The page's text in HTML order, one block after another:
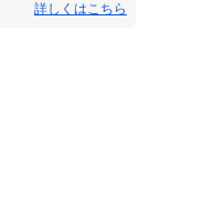
詳しくはこちら